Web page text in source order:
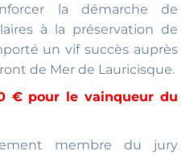
la démarche de
à la préservation de
un vif succès auprès
de Mer de Lauricisque.
€ pour le vainqueur du
membre du jury